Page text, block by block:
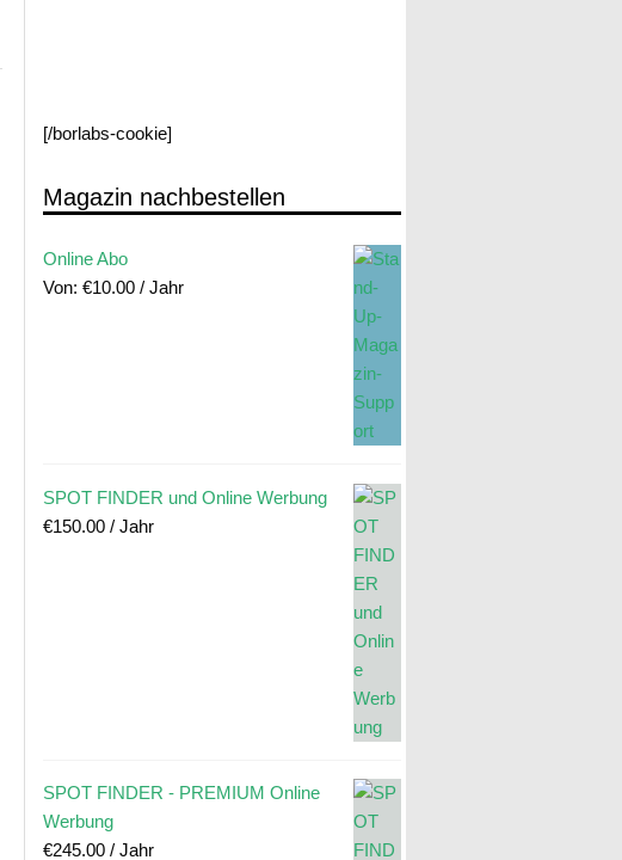
[/borlabs-cookie]
Magazin nachbestellen
Online Abo
Von: €10.00 / Jahr
SPOT FINDER und Online Werbung
€150.00 / Jahr
SPOT FINDER - PREMIUM Online
Werbung
€245.00 / Jahr